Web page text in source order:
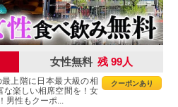
女性無料 残 99人
クーポンあり
最上階に日本最大級の相
な楽しい相席空間を！女
男性もクーポ...